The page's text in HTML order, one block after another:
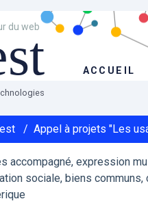
du web
ACCUEIL
/ Appel à projets "Les
accompagné, expression
sociale, biens